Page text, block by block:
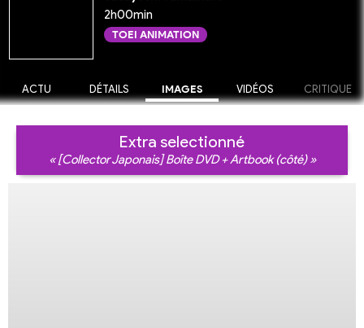
2h00min
TOEI ANIMATION
ACTU DÉTAILS IMAGES VIDÉOS CRITIQUE
Extra selectionné
« [Collector Japonais] Boîte DVD + Artbook (côté) »